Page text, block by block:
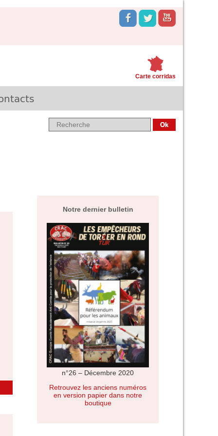
Carte corridas
Notre dernier bulletin
n°26 – Décembre 2020
Retrouvez les anciens numéros
en version papier dans notre
boutique